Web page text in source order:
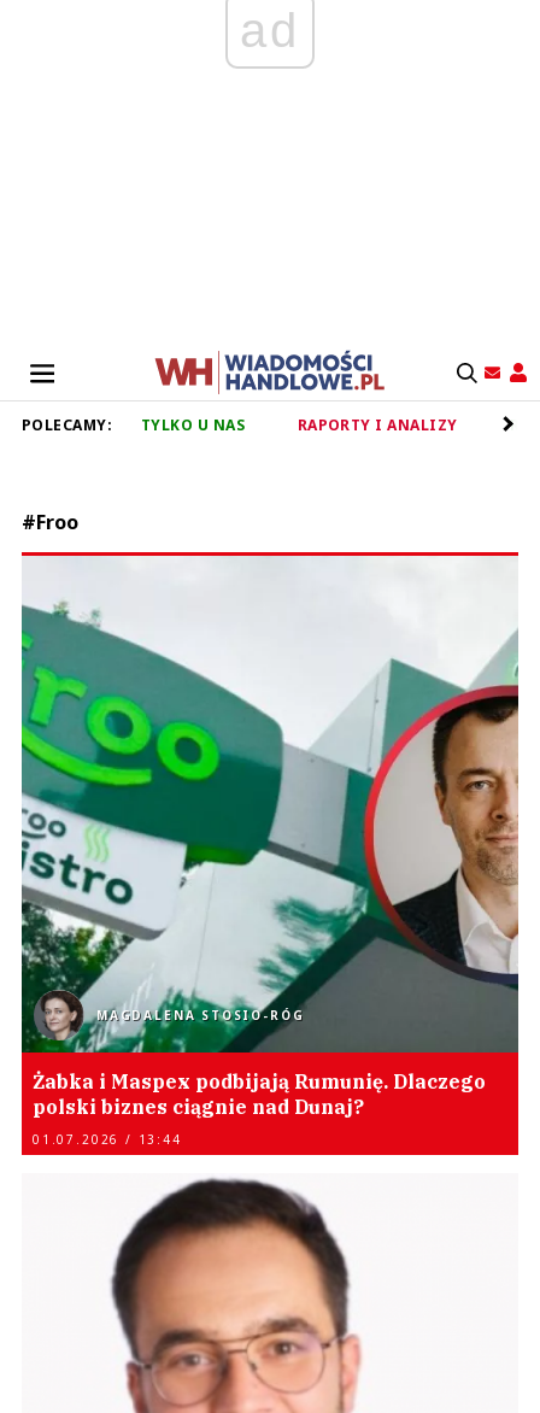
ad
POLECAMY: TYLKO U NAS RAPORTY I ANALIZY
#Froo
MAGDALENA STOSIO-RÓG
Żabka i Maspex podbijają Rumunię. Dlaczego
polski biznes ciągnie nad Dunaj?
01.07.2026 / 13:44